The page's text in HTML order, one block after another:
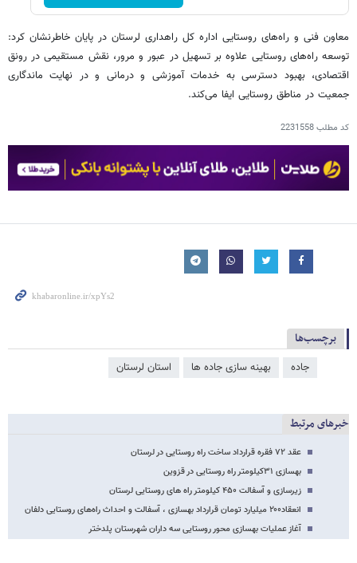
معاون فنی و راه‌های روستایی اداره کل راهداری لرستان در پایان خاطرنشان کرد:
توسعه راه‌های روستایی علاوه بر تسهیل در عبور و مرور، نقش مستقیمی در رونق
اقتصادی، بهبود دسترسی به خدمات آموزشی و درمانی و در نهایت ماندگاری
جمعیت در مناطق روستایی ایفا می‌کند.
کد مطلب2231558
برچسب‌ها
جاده بهینه سازی جاده ها استان لرستان
خبرهای مرتبط
عقد ۷۲ فقره قرارداد ساخت راه روستایی در لرستان
بهسازی ۳۱کیلومتر راه روستایی در قزوین
زیرسازی و آسفالت ۴۵۰ کیلومتر راه های روستایی لرستان
انعقاد۲۰۰ میلیارد تومان قرارداد بهسازی ، آسفالت و احداث راه‌های روستایی دلفان
آغاز عملیات بهسازی محور روستایی سه داران شهرستان پلدختر